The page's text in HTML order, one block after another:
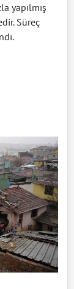
yapılmış
Süreç